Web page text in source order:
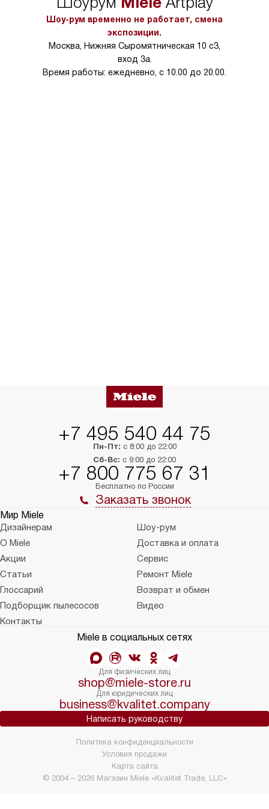
в условиях
тарифы на услуги
Шоу-рум временно не работает, смена
экспозиции.
Москва, Нижняя Сыромятническая 10 с3,
вход 3а.
Время работы: ежедневно, с 10.00 до 20.00.
+7 495 540 44 75
Пн-Пт: с 8:00 до 22:00
Сб-Вс: с 9:00 до 22:00
+7 800 775 67 31
Бесплатно по России
Заказать звонок
Мир Miele
Дизайнерам
Шоу-рум
О Miele
Доставка и оплата
Акции
Сервис
Статьи
Ремонт Miele
Глоссарий
Возврат и обмен
Подборщик пылесосов
Видео
Контакты
Miele в социальных сетях
Для физических лиц
shop@miele-store.ru
Для юридических лиц
business@kvalitet.company
Написать руководству
© 2004 – 2026 Магазин Miele «Kvalitet Trade, LLC»
Политика конфиденциальности
Условия продажи
Карта сайта